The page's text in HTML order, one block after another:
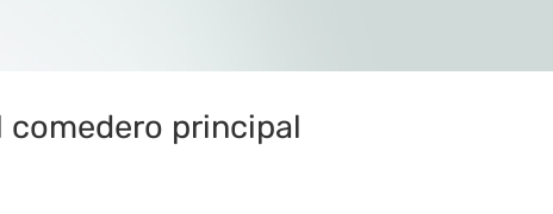
comedero principal